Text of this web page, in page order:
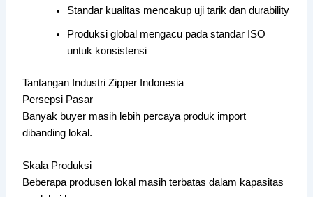
Standar kualitas mencakup uji tarik dan durability
Produksi global mengacu pada standar ISO
untuk konsistensi
Tantangan Industri Zipper Indonesia
Persepsi Pasar
Banyak buyer masih lebih percaya produk import
dibanding lokal.
Skala Produksi
Beberapa produsen lokal masih terbatas dalam kapasitas